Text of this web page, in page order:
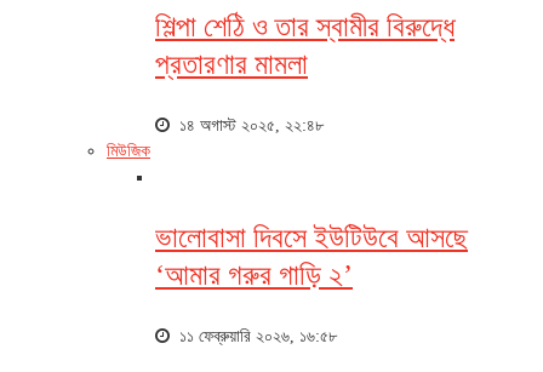
শিল্পা শেঠি ও তার স্বামীর বিরুদ্ধে
প্রতারণার মামলা
১৪ অগাস্ট ২০২৫, ২২:৪৮
মিউজিক
ভালোবাসা দিবসে ইউটিউবে আসছে
‘আমার গরুর গাড়ি ২’
১১ ফেব্রুয়ারি ২০২৬, ১৬:৫৮